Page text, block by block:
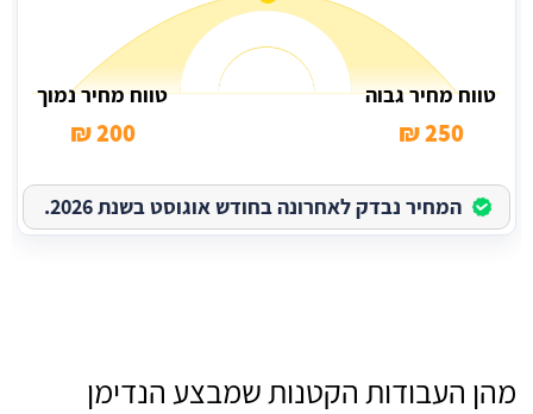
טווח מחיר גבוה
250 ₪
טווח מחיר נמוך
200 ₪
המחיר נבדק לאחרונה בחודש אוגוסט בשנת 2026.
מהן העבודות הקטנות שמבצע הנדימן